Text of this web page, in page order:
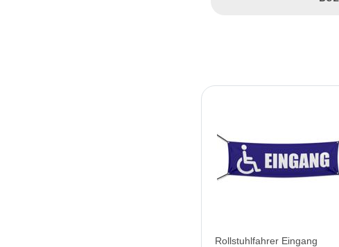
Rollstuhlfahrer Eingang